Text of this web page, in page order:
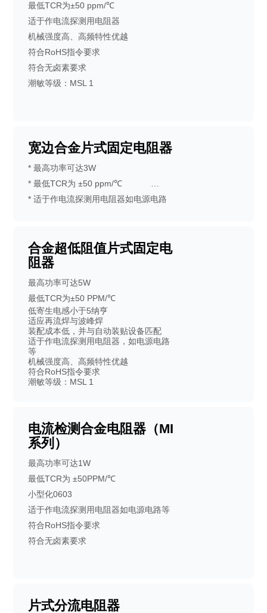
最低TCR为±50 ppm/℃
适于作电流探测用电阻器
机械强度高、高频特性优越
符合RoHS指令要求
符合无卤素要求
潮敏等级：MSL 1
宽边合金片式固定电阻器
* 最高功率可达3W
* 最低TCR为 ±50 ppm/℃
* 适于作电流探测用电阻器如电源电路
* 符合RoHS指令要求
* 符合无卤素要求
* 潮敏等级MSL1
合金超低阻值片式固定电
阻器
最高功率可达5W
最低TCR为±50 PPM/℃
低寄生电感小于5纳亨
适应再流焊与波峰焊
装配成本低，并与自动装贴设备匹配
适于作电流探测用电阻器，如电源电路
等
机械强度高、高频特性优越
符合RoHS指令要求
潮敏等级：MSL 1
电流检测合金电阻器（MI
系列）
最高功率可达1W
最低TCR为 ±50PPM/℃
小型化0603
适于作电流探测用电阻器如电源电路等
符合RoHS指令要求
符合无卤素要求
片式分流电阻器